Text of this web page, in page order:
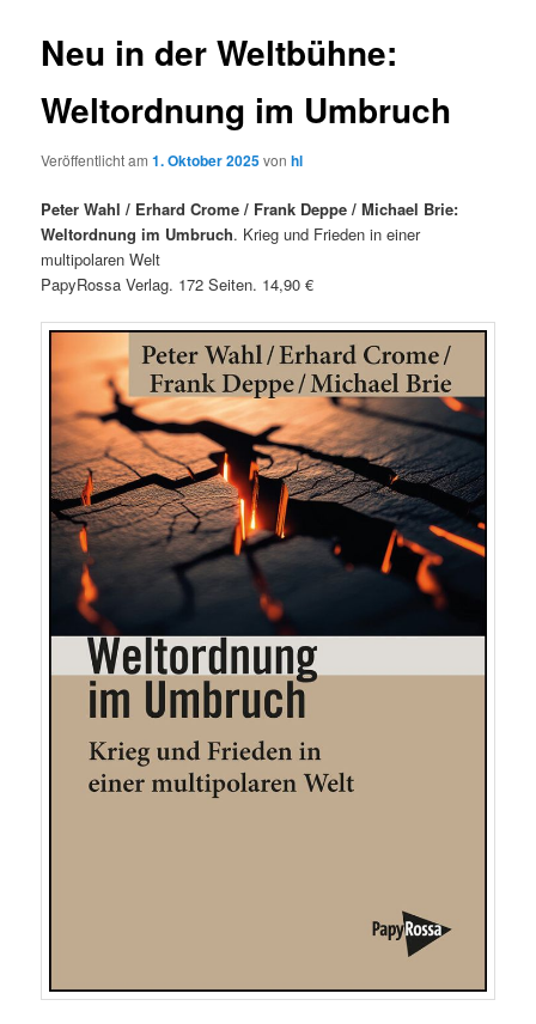
Neu in der Weltbühne:
Weltordnung im Umbruch
Veröffentlicht am1. Oktober 2025vonhl
Peter Wahl / Erhard Crome / Frank Deppe / Michael Brie:
Weltordnung im Umbruch. Krieg und Frieden in einer
multipolaren Welt
PapyRossa Verlag. 172 Seiten. 14,90 €